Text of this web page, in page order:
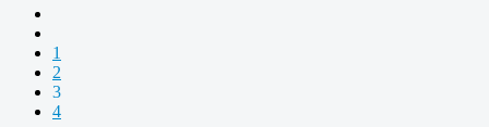
1
2
3
4